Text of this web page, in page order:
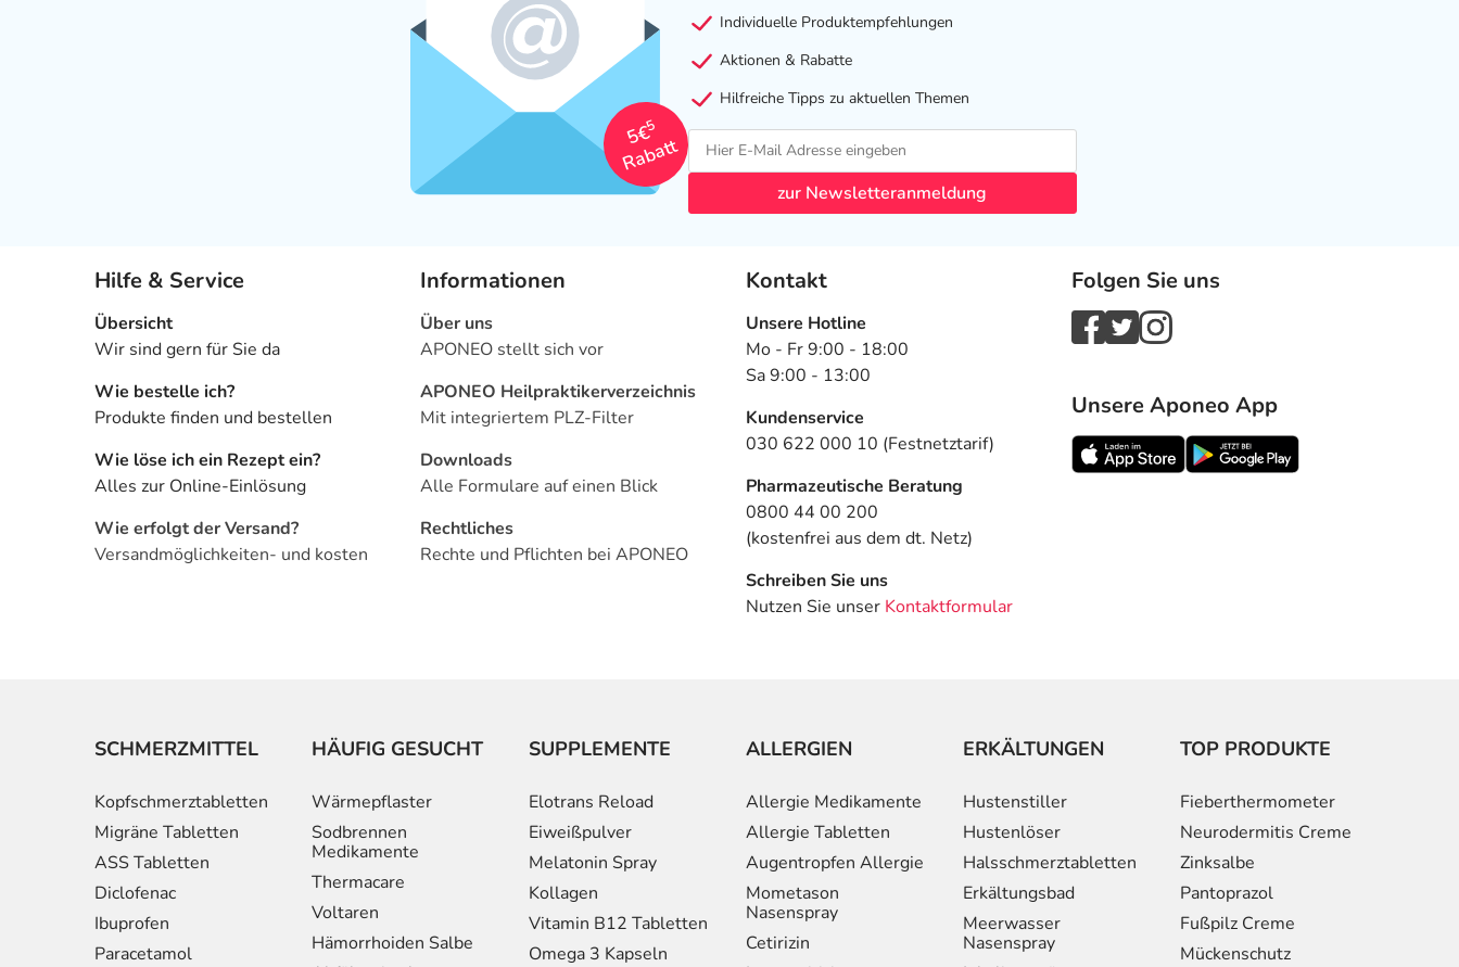
5€
5
Rabatt
Individuelle Produktempfehlungen
Aktionen & Rabatte
Hilfreiche Tipps zu aktuellen Themen
zur Newsletteranmeldung
Hilfe & Service
Übersicht
Wir sind gern für Sie da
Wie bestelle ich?
Produkte finden und bestellen
Wie löse ich ein Rezept ein?
Alles zur Online-Einlösung
Wie erfolgt der Versand?
Versandmöglichkeiten- und kosten
Informationen
Über uns
APONEO stellt sich vor
APONEO Heilpraktikerverzeichnis
Mit integriertem PLZ-Filter
Downloads
Alle Formulare auf einen Blick
Rechtliches
Rechte und Pflichten bei APONEO
Kontakt
Unsere Hotline
Mo - Fr 9:00 - 18:00
Sa 9:00 - 13:00
Kundenservice
030 622 000 10 (Festnetztarif)
Pharmazeutische Beratung
0800 44 00 200
(kostenfrei aus dem dt. Netz)
Schreiben Sie uns
Nutzen Sie unser Kontaktformular
Folgen Sie uns
Unsere Aponeo App
SCHMERZMITTEL
Kopfschmerztabletten
Migräne Tabletten
ASS Tabletten
Diclofenac
Ibuprofen
Paracetamol
HÄUFIG GESUCHT
Wärmepflaster
Sodbrennen
Medikamente
Thermacare
Voltaren
Hämorrhoiden Salbe
SUPPLEMENTE
Elotrans Reload
Eiweißpulver
Melatonin Spray
Kollagen
Vitamin B12 Tabletten
Omega 3 Kapseln
ALLERGIEN
Allergie Medikamente
Allergie Tabletten
Augentropfen Allergie
Mometason
Nasenspray
Cetirizin
ERKÄLTUNGEN
Hustenstiller
Hustenlöser
Halsschmerztabletten
Erkältungsbad
Meerwasser
Nasenspray
TOP PRODUKTE
Fieberthermometer
Neurodermitis Creme
Zinksalbe
Pantoprazol
Fußpilz Creme
Mückenschutz